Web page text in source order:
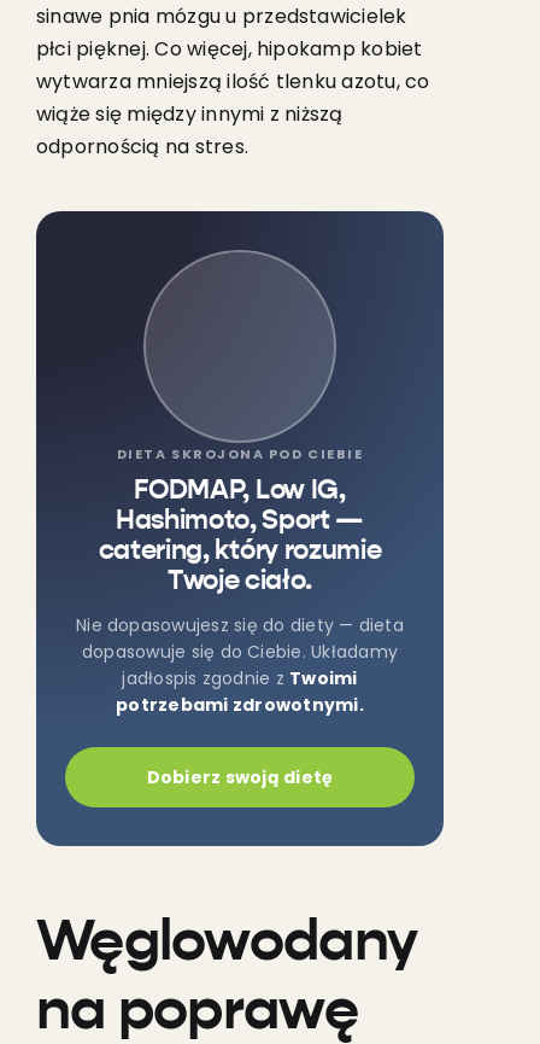
sinawe pnia mózgu u przedstawicielek
płci pięknej. Co więcej, hipokamp kobiet
wytwarza mniejszą ilość tlenku azotu, co
wiąże się między innymi z niższą
odpornością na stres.
DIETA SKROJONA POD CIEBIE
FODMAP, Low IG,
Hashimoto, Sport —
catering, który rozumie
Twoje ciało.
Nie dopasowujesz się do diety — dieta
dopasowuje się do Ciebie. Układamy
jadłospis zgodnie z Twoimi
potrzebami zdrowotnymi.
Dobierz swoją dietę
Węglowodany
na poprawę